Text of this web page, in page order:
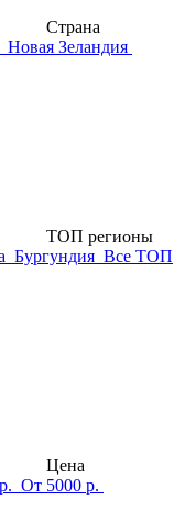
Страна
Новая Зеландия
ТОП регионы
Бургундия Все ТОП
Цена
От 5000 р.